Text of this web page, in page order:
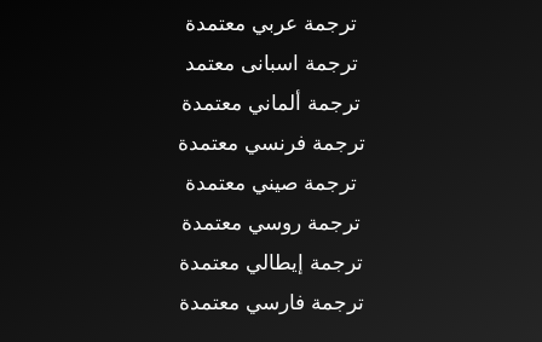
ترجمة عربي معتمدة
ترجمة اسبانى معتمد
ترجمة ألماني معتمدة
ترجمة فرنسي معتمدة
ترجمة صيني معتمدة
ترجمة روسي معتمدة
ترجمة إيطالي معتمدة
ترجمة فارسي معتمدة